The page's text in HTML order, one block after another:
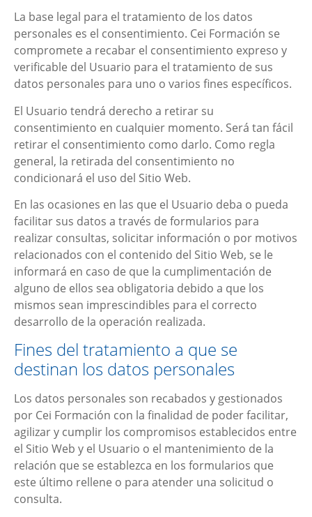
La base legal para el tratamiento de los datos
personales es el consentimiento. Cei Formación se
compromete a recabar el consentimiento expreso y
verificable del Usuario para el tratamiento de sus
datos personales para uno o varios fines específicos.
El Usuario tendrá derecho a retirar su
consentimiento en cualquier momento. Será tan fácil
retirar el consentimiento como darlo. Como regla
general, la retirada del consentimiento no
condicionará el uso del Sitio Web.
En las ocasiones en las que el Usuario deba o pueda
facilitar sus datos a través de formularios para
realizar consultas, solicitar información o por motivos
relacionados con el contenido del Sitio Web, se le
informará en caso de que la cumplimentación de
alguno de ellos sea obligatoria debido a que los
mismos sean imprescindibles para el correcto
desarrollo de la operación realizada.
Fines del tratamiento a que se
destinan los datos personales
Los datos personales son recabados y gestionados
por Cei Formación con la finalidad de poder facilitar,
agilizar y cumplir los compromisos establecidos entre
el Sitio Web y el Usuario o el mantenimiento de la
relación que se establezca en los formularios que
este último rellene o para atender una solicitud o
consulta.